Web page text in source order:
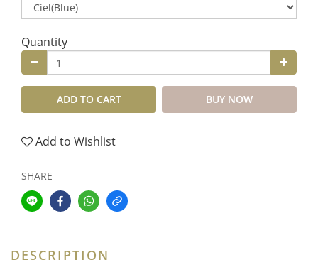
Quantity
ADD TO CART BUY NOW
Add to Wishlist
SHARE
DESCRIPTION